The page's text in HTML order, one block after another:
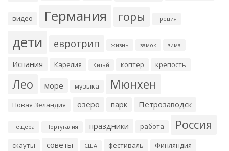
видео Германия горы Греция
дети евротрип жизнь замок зима
Испания Карелия Китай коптер крепость
Лео море музыка Мюнхен
Новая Зеландия озеро парк Петрозаводск
пещера Португалия праздники работа Россия
скауты советы США фестиваль Финляндия